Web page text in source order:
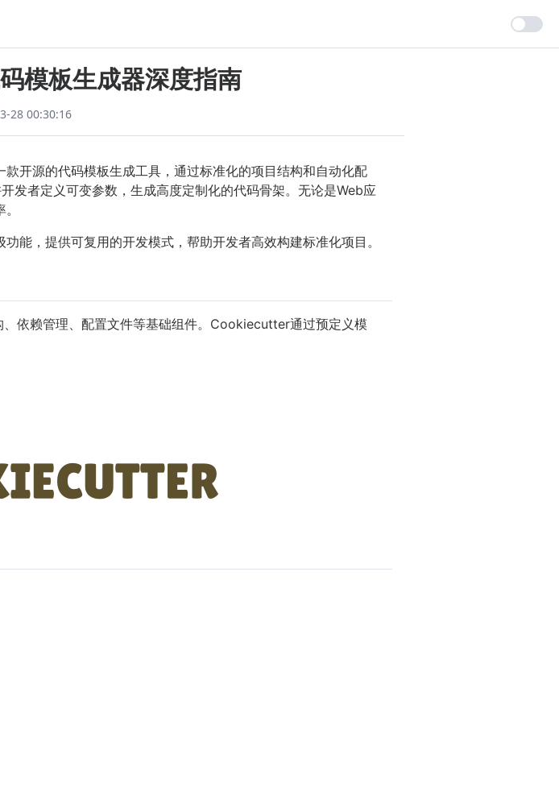
模板生成器深度指南
28 00:30:16
开源的代码模板生成工具，通过标准化的项目结构和自动化配
发者定义可变参数，生成高度定制化的代码骨架。无论是Web应
能，提供可复用的开发模式，帮助开发者高效构建标准化项目。
依赖管理、配置文件等基础组件。Cookiecutter通过预定义模